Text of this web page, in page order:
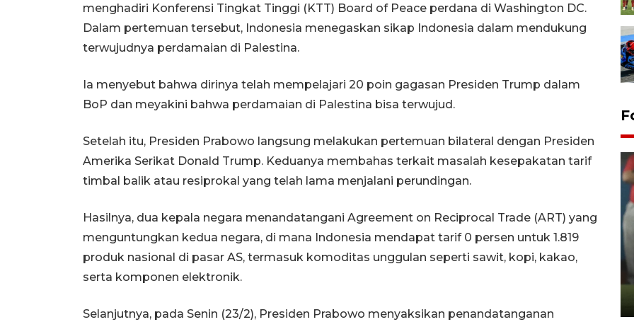
menghadiri Konferensi Tingkat Tinggi (KTT) Board of Peace perdana di Washington DC.
Dalam pertemuan tersebut, Indonesia menegaskan sikap Indonesia dalam mendukung
terwujudnya perdamaian di Palestina.
Ia menyebut bahwa dirinya telah mempelajari 20 poin gagasan Presiden Trump dalam
BoP dan meyakini bahwa perdamaian di Palestina bisa terwujud.
Setelah itu, Presiden Prabowo langsung melakukan pertemuan bilateral dengan Presiden
Amerika Serikat Donald Trump. Keduanya membahas terkait masalah kesepakatan tarif
timbal balik atau resiprokal yang telah lama menjalani perundingan.
Hasilnya, dua kepala negara menandatangani Agreement on Reciprocal Trade (ART) yang
menguntungkan kedua negara, di mana Indonesia mendapat tarif 0 persen untuk 1.819
produk nasional di pasar AS, termasuk komoditas unggulan seperti sawit, kopi, kakao,
serta komponen elektronik.
Selanjutnya, pada Senin (23/2), Presiden Prabowo menyaksikan penandatanganan
ANTARA Babel-Kanwil
KemenHAM Babel Jalin Kerja